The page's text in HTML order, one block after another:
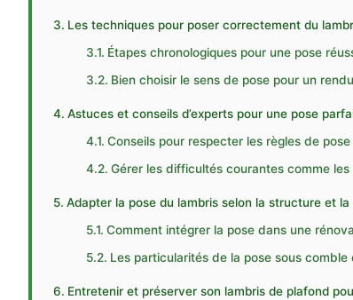
Les techniques pour poser correctement du
Étapes chronologiques pour une pose
Bien choisir le sens de pose pour un
Astuces et conseils d’experts pour une pose
Conseils pour respecter les règles de
Gérer les difficultés courantes comme
Adapter la pose du lambris selon la structure et
Comment intégrer la pose dans une
Les particularités de la pose sous
Entretenir et préserver son lambris de plafond